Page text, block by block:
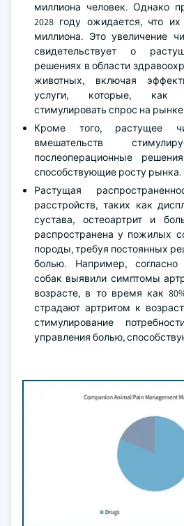
миллиона человек. Однако
2028 году ожидается, что их
миллиона. Это увеличение
свидетельствует о
решениях в области
животных, включая
услуги, которые, как
стимулировать спрос на
Кроме того, растущее
вмешательств
послеоперационные
способствующие росту рынка.
Растущая
расстройств, таких как
сустава, остеоартрит и
распространена у пожилых
породы, требуя постоянных
болью. Например, согласно
собак выявили симптомы
возрасте, в то время как
страдают артритом к
стимулирование
управления болью,